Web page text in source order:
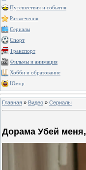
Путешествия и события
Развлечения
Сериалы
Спорт
Транспорт
Фильмы и анимация
Хобби и образование
Юмор
Главная » Видео » Сериалы
Дорама Убей